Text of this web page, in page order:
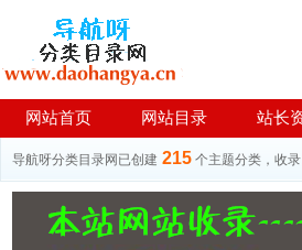
网站首页 网站目录 站长
导航呀分类目录网已创建 215 个主题分类，收录